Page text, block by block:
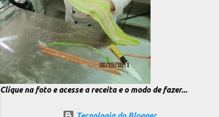
Clique na foto e acesse a receita e o modo de fazer...